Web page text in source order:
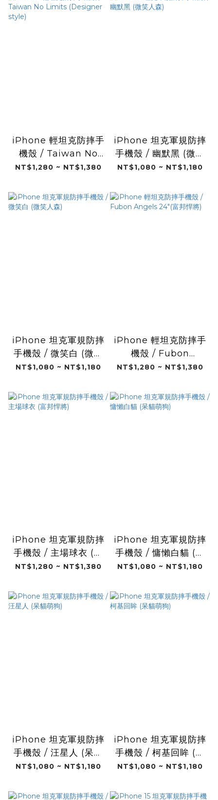
iPhone 輕坦克防摔手
機殼 / Taiwan No
Limits (Designer
NT$1,280 ~ NT$1,380
iPhone 坦克軍規防摔
手機殼 / 幽默黑 (微笑
人森)
NT$1,080 ~ NT$1,180
iPhone 坦克軍規防摔
手機殼 / 微笑白 (微笑
人森)
NT$1,080 ~ NT$1,180
iPhone 輕坦克防摔手
機殼 / Fubon
Angels 24"(富邦悍
NT$1,280 ~ NT$1,380
iPhone 坦克軍規防摔
手機殼 / 主場球衣 (富
邦悍將)
NT$1,280 ~ NT$1,380
iPhone 坦克軍規防摔
手機殼 / 慵懶白貓 (呆
貓萌狗)
NT$1,080 ~ NT$1,180
iPhone 坦克軍規防摔
手機殼 / 汪星人 (呆貓
萌狗)
NT$1,080 ~ NT$1,180
iPhone 坦克軍規防摔
手機殼 / 柯基回眸 (呆
貓萌狗)
NT$1,080 ~ NT$1,180